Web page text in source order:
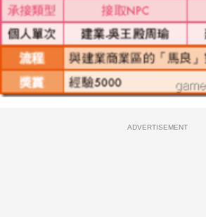
ADVERTISEMENT